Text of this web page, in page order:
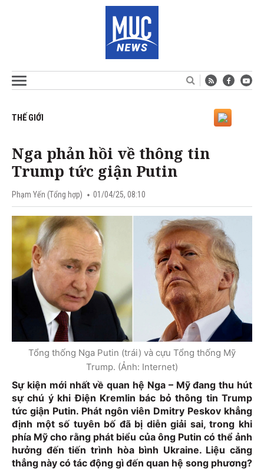
THẾ GIỚI
Nga phản hồi về thông tin
Trump tức giận Putin
Phạm Yến (Tổng hợp) 01/04/25, 08:10
Tổng thống Nga Putin (trái) và cựu Tổng thống Mỹ
Trump. (Ảnh: Internet)
Sự kiện mới nhất về quan hệ Nga – Mỹ đang thu hút
sự chú ý khi Điện Kremlin bác bỏ thông tin Trump
tức giận Putin. Phát ngôn viên Dmitry Peskov khẳng
định một số tuyên bố đã bị diễn giải sai, trong khi
phía Mỹ cho rằng phát biểu của ông Putin có thể ảnh
hưởng đến tiến trình hòa bình Ukraine. Liệu căng
thẳng này có tác động gì đến quan hệ song phương?